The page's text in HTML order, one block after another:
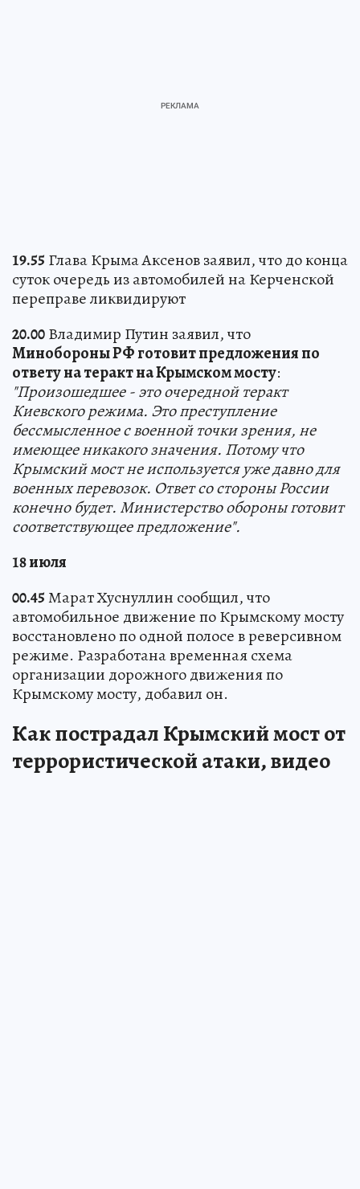
19.55 Глава Крыма Аксенов заявил, что до конца
суток очередь из автомобилей на Керченской
переправе ликвидируют
20.00Владимир Путин заявил, что
Минобороны РФ готовит предложения по
ответу на теракт на Крымском мосту:
"Произошедшее - это очередной теракт
Киевского режима. Это преступление
бессмысленное с военной точки зрения, не
имеющее никакого значения. Потому что
Крымский мост не используется уже давно для
военных перевозок. Ответ со стороны России
конечно будет. Министерство обороны готовит
соответствующее предложение".
18 июля
00.45Марат Хуснуллин сообщил, что
автомобильное движение по Крымскому мосту
восстановлено по одной полосе в реверсивном
режиме. Разработана временная схема
организации дорожного движения по
Крымскому мосту, добавил он.
Как пострадал Крымский мост от
террористической атаки, видео